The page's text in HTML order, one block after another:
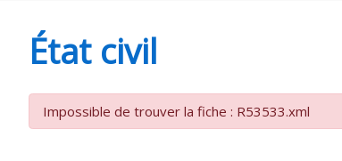
CRÉPIN
État civil
Impossible de trouver la fiche : R53533.xml